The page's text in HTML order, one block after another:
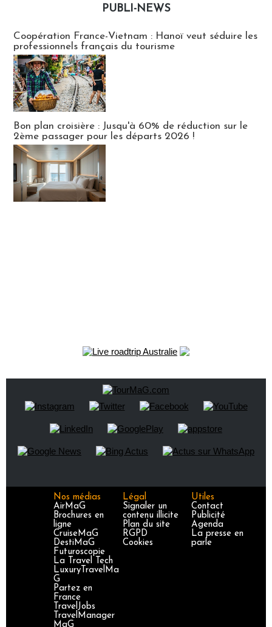
PUBLI-NEWS
Coopération France-Vietnam : Hanoï veut séduire les
professionnels français du tourisme
Bon plan croisière : Jusqu'à 60% de réduction sur le
2ème passager pour les départs 2026 !
Nos médias
AirMaG
Brochures en
ligne
CruiseMaG
DestiMaG
Futuroscopie
La Travel Tech
LuxuryTravelMa
G
Partez en
France
TravelJobs
TravelManager
MaG
Légal
Signaler un
contenu illicite
Plan du site
RGPD
Cookies
Utiles
Contact
Publicité
Agenda
La presse en
parle